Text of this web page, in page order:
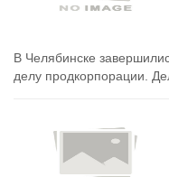
В Челябинске
делу продкорпорации.